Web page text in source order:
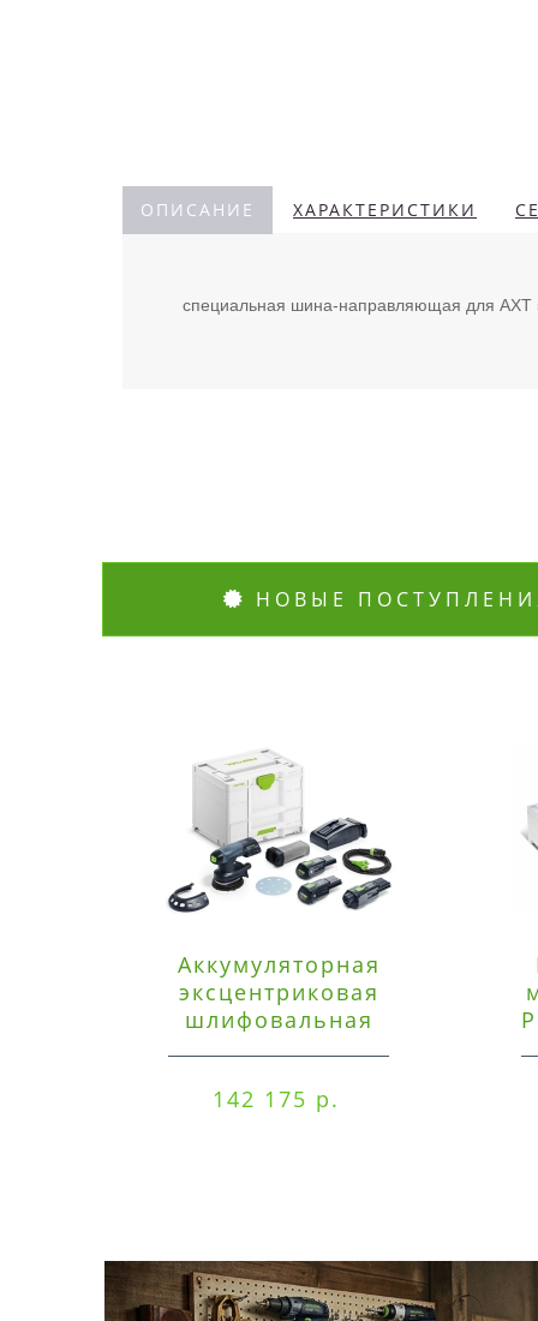
ОПИСАНИЕ ХАРАКТЕРИСТИКИ
специальная шина-направляющая для AXT
НОВЫЕ
Аккумуляторная
эксцентриковая
шлифовальная
142 175 р.